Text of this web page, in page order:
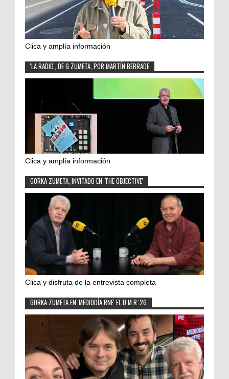
Clica y amplía información
'LA RADIO', DE G.ZUMETA, POR MARTÍN BERRADE
Clica y amplía información
GORKA ZUMETA, INVITADO EN 'THE OBJECTIVE'
Clica y disfruta de la entrevista completa
GORKA ZUMETA EN 'MEDIODÍA RNE' EL D.M.R.'26